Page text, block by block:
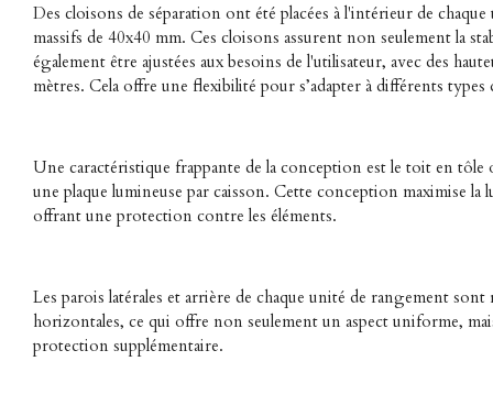
Des cloisons de séparation ont été placées à l'intérieur de
massifs de 40x40 mm. Ces cloisons assurent non seulement la
également être ajustées aux besoins de l'utilisateur, avec des
mètres. Cela offre une flexibilité pour s’adapter à différents types
Une caractéristique frappante de la conception est le toit en tôle
une plaque lumineuse par caisson. Cette conception maximise la
offrant une protection contre les éléments.
Les parois latérales et arrière de chaque unité de rangement sont
horizontales, ce qui offre non seulement un aspect uniforme,
protection supplémentaire.